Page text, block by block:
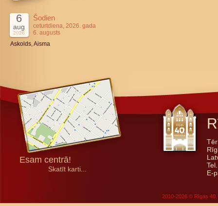
6
aug
2026
Šodien
ceturtdiena, 2026. gada
6. augusts
Askolds, Aisma
Esam centrā!
Skatīt karti...
E-
2010-2026 © Rīgas